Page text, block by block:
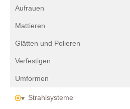
Aufrauen
Mattieren
Glätten und Polieren
Verfestigen
Umformen
Strahlsysteme